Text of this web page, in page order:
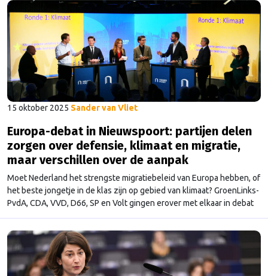
15 oktober 2025 Sander van Vliet
Europa-debat in Nieuwspoort: partijen delen
zorgen over defensie, klimaat en migratie,
maar verschillen over de aanpak
Moet Nederland het strengste migratiebeleid van Europa hebben, of
het beste jongetje in de klas zijn op gebied van klimaat? GroenLinks-
PvdA, CDA, VVD, D66, SP en Volt gingen erover met elkaar in debat
in Nieuwspoort. Ze delen veel zorgen, maar werden het niet met
elkaar eens over de oplossingen.